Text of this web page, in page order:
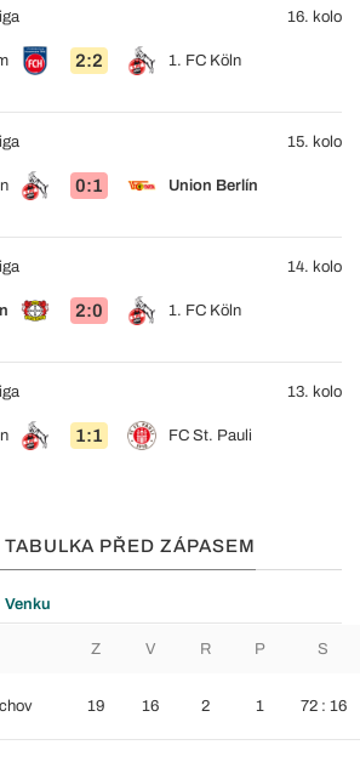
2:2 1. FC Köln
16. kolo
0:1 Union Berlín
15. kolo
2:0 1. FC Köln
14. kolo
1:1 FC St. Pauli
13. kolo
PŘED ZÁPASEM
Venku
Z V R P S
19 16 2 1 72 : 16